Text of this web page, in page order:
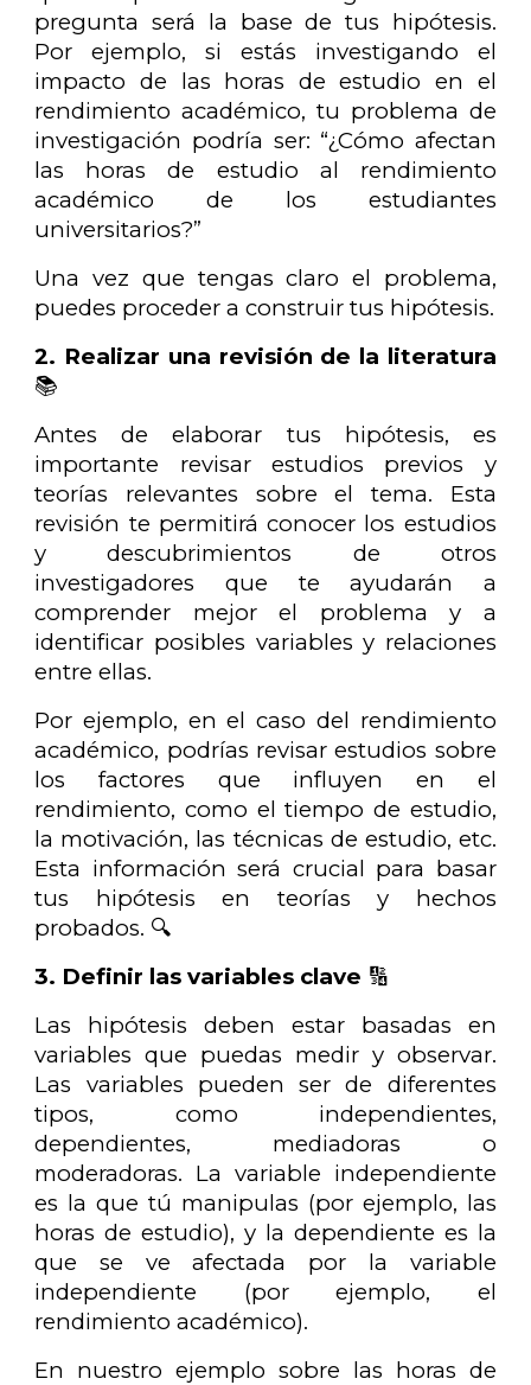
pregunta será la base de tus hipótesis.
Por ejemplo, si estás investigando el
impacto de las horas de estudio en el
rendimiento académico, tu problema de
investigación podría ser: “¿Cómo afectan
las horas de estudio al rendimiento
académico de los estudiantes
universitarios?”
Una vez que tengas claro el problema,
puedes proceder a construir tus hipótesis.
2. Realizar una revisión de la literatura
📚
Antes de elaborar tus hipótesis, es
importante revisar estudios previos y
teorías relevantes sobre el tema. Esta
revisión te permitirá conocer los estudios
y descubrimientos de otros
investigadores que te ayudarán a
comprender mejor el problema y a
identificar posibles variables y relaciones
entre ellas.
Por ejemplo, en el caso del rendimiento
académico, podrías revisar estudios sobre
los factores que influyen en el
rendimiento, como el tiempo de estudio,
la motivación, las técnicas de estudio, etc.
Esta información será crucial para basar
tus hipótesis en teorías y hechos
probados. 🔍
3. Definir las variables clave 🔢
Las hipótesis deben estar basadas en
variables que puedas medir y observar.
Las variables pueden ser de diferentes
tipos, como independientes,
dependientes, mediadoras o
moderadoras. La variable independiente
es la que tú manipulas (por ejemplo, las
horas de estudio), y la dependiente es la
que se ve afectada por la variable
independiente (por ejemplo, el
rendimiento académico).
En nuestro ejemplo sobre las horas de